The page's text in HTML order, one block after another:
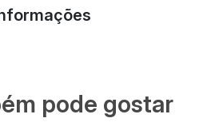
pode gostar